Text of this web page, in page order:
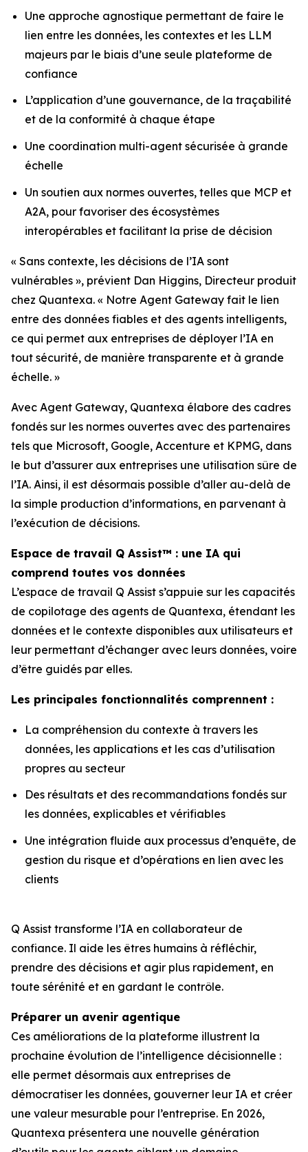
Une approche agnostique permettant de faire le
lien entre les données, les contextes et les LLM
majeurs par le biais d’une seule plateforme de
confiance
L’application d’une gouvernance, de la traçabilité
et de la conformité à chaque étape
Une coordination multi-agent sécurisée à grande
échelle
Un soutien aux normes ouvertes, telles que MCP et
A2A, pour favoriser des écosystèmes
interopérables et facilitant la prise de décision
« Sans contexte, les décisions de l’IA sont
vulnérables », prévient Dan Higgins, Directeur produit
chez Quantexa. « Notre Agent Gateway fait le lien
entre des données fiables et des agents intelligents,
ce qui permet aux entreprises de déployer l’IA en
tout sécurité, de manière transparente et à grande
échelle. »
Avec Agent Gateway, Quantexa élabore des cadres
fondés sur les normes ouvertes avec des partenaires
tels que Microsoft, Google, Accenture et KPMG, dans
le but d’assurer aux entreprises une utilisation sûre de
l’IA. Ainsi, il est désormais possible d’aller au-delà de
la simple production d’informations, en parvenant à
l’exécution de décisions.
Espace de travail Q Assist™ : une IA qui
comprend toutes vos données
L’espace de travail Q Assist s’appuie sur les capacités
de copilotage des agents de Quantexa, étendant les
données et le contexte disponibles aux utilisateurs et
leur permettant d’échanger avec leurs données, voire
d’être guidés par elles.
Les principales fonctionnalités comprennent :
La compréhension du contexte à travers les
données, les applications et les cas d’utilisation
propres au secteur
Des résultats et des recommandations fondés sur
les données, explicables et vérifiables
Une intégration fluide aux processus d’enquête, de
gestion du risque et d’opérations en lien avec les
clients
Q Assist transforme l’IA en collaborateur de
confiance. Il aide les êtres humains à réfléchir,
prendre des décisions et agir plus rapidement, en
toute sérénité et en gardant le contrôle.
Préparer un avenir agentique
Ces améliorations de la plateforme illustrent la
prochaine évolution de l’intelligence décisionnelle :
elle permet désormais aux entreprises de
démocratiser les données, gouverner leur IA et créer
une valeur mesurable pour l’entreprise. En 2026,
Quantexa présentera une nouvelle génération